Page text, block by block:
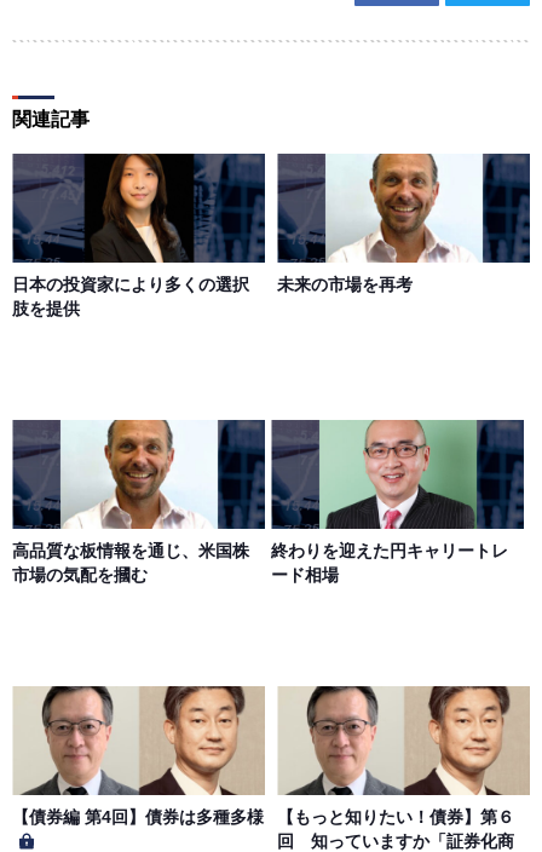
関連記事
日本の投資家により多くの選択
肢を提供
未来の市場を再考
高品質な板情報を通じ、米国株
市場の気配を摑む
終わりを迎えた円キャリートレ
ード相場
【債券編 第4回】債券は多種多様
【もっと知りたい！債券】第６
回 知っていますか「証券化商